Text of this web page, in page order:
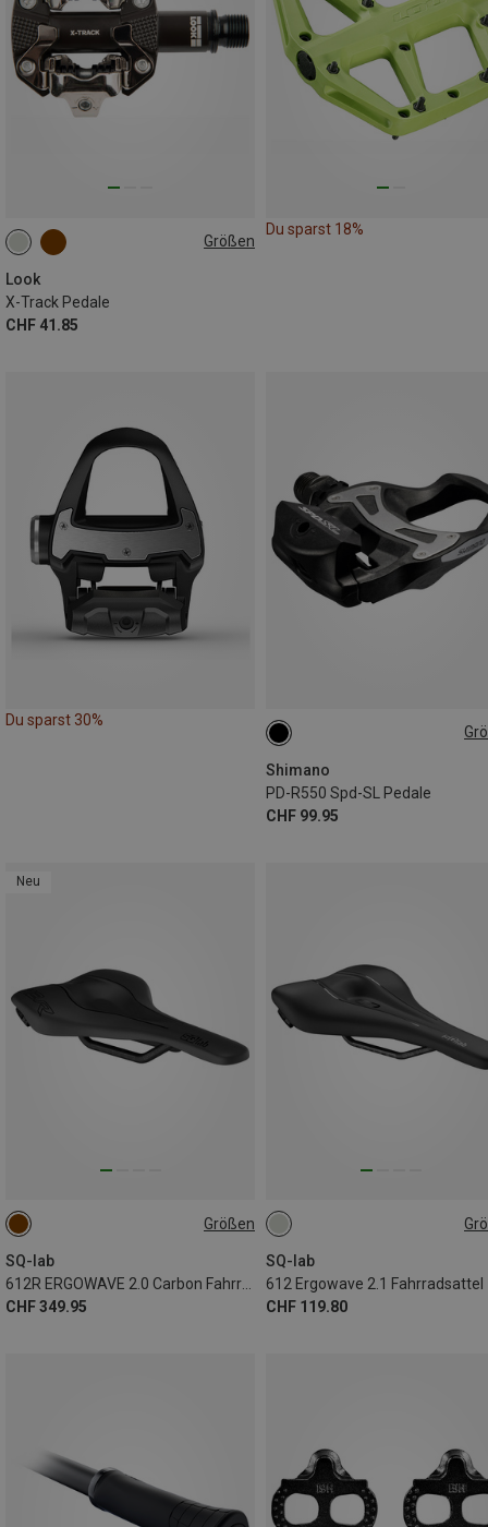
Größen
Look
X-Track Pedale
CHF 41.85
ONE SIZE
Du sparst 18%
Du sparst 30%
Shimano
PD-R550 Spd-SL Pedale
CHF 99.95
ONE SIZE
Neu
Größen
SQ-lab
CHF 349.95
13CM
SQ-lab
612 Ergowave 2.1 Fahrradsattel
CHF 119.80
15CM